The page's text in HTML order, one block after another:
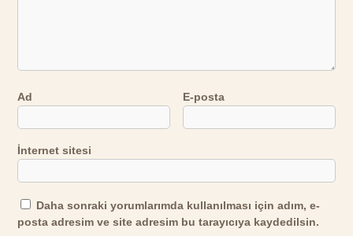
Ad E-posta
İnternet sitesi
Daha sonraki yorumlarımda kullanılması için adım, e-
posta adresim ve site adresim bu tarayıcıya kaydedilsin.